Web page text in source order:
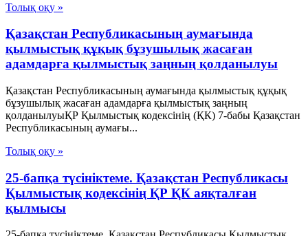
Толық оқу »
Қазақстан Республикасының аумағында
қылмыстық құқық бұзушылық жасаған
адамдарға қылмыстық заңның қолданылуы
Қазақстан Республикасының аумағында қылмыстық құқық
бұзушылық жасаған адамдарға қылмыстық заңның
қолданылуыҚР Қылмыстық кодексінің (ҚК) 7-бабы Қазақстан
Республикасының аумағы...
Толық оқу »
25-бапқа түсініктеме. Қазақстан Республикасы
Қылмыстық кодексінің ҚР ҚК аяқталған
қылмысы